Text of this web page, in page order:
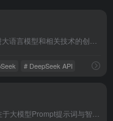
# DeepSeek API